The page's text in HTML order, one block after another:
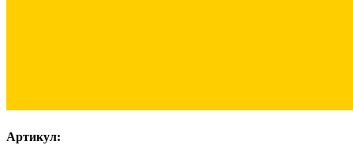
Артикул: